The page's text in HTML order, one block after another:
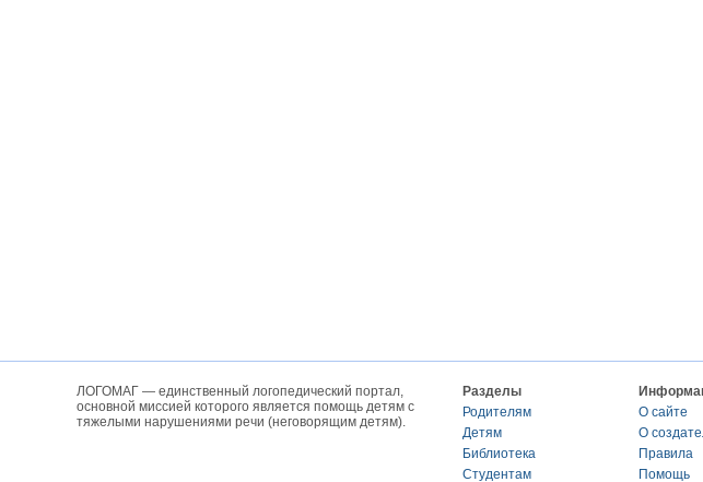
ЛОГОМАГ — единственный логопедический портал,
основной миссией которого является помощь детям с
тяжелыми нарушениями речи (неговорящим детям).
Разделы
Родителям
Детям
Библиотека
Студентам
О сайте
О
Правила
Помощь